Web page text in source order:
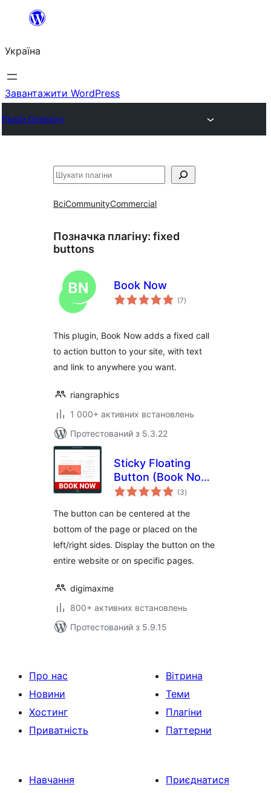
Перейти
вмісту
Україна
Завантажити WordPress
Plugin Directory
Пошук
ВсіCommunityCommercial
Позначка плагіну: fixed
buttons
Book Now
(7загальний
рейтинг
)
This plugin, Book Now adds a fixed call
to action button to your site, with text
and link to anywhere you want.
riangraphics
1 000+ активних встановлень
Протестований з 5.3.22
Sticky Floating
Button (Book Now,
Contact, Call To
(3загальний
рейтинг
)
The button can be centered at the
bottom of the page or placed on the
left/right sides. Display the button on the
entire website or on specific pages.
digimaxme
800+ активних встановлень
Протестований з 5.9.15
Про нас
Новини
Хостинг
Приватність
Вітрина
Теми
Плагіни
Паттерни
Навчання
Приєднатися